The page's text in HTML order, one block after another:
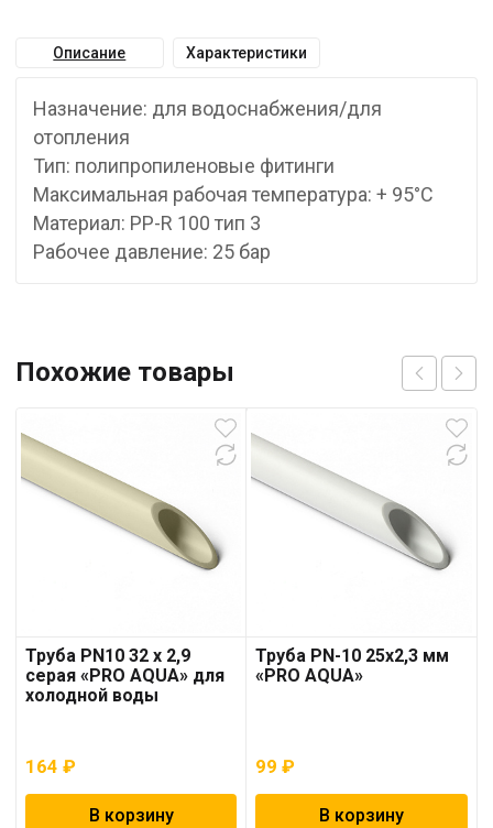
Описание Характеристики
Назначение: для водоснабжения/для
отопления
Тип: полипропиленовые фитинги
Максимальная рабочая температура: + 95°С
Материал: PP-R 100 тип 3
Рабочее давление: 25 бар
Похожие товары
Труба PN10 32 x 2,9
серая «PRO AQUA» для
холодной воды
164 ₽
В корзину
Труба PN-10 25х2,3 мм
«PRO AQUA»
99₽
В корзину